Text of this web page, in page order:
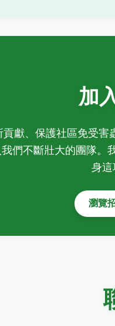
加
獻、保護社區免受害
們不斷壯大的團隊。
身這
瀏覽